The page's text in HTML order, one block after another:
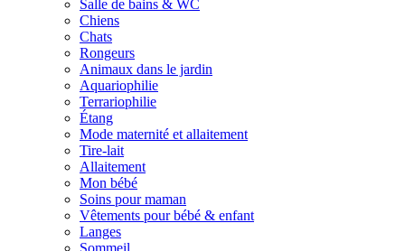
Salle de bains & WC
Chiens
Chats
Rongeurs
Animaux dans le jardin
Aquariophilie
Terrariophilie
Étang
Mode maternité et allaitement
Tire-lait
Allaitement
Mon bébé
Soins pour maman
Vêtements pour bébé & enfant
Langes
Sommeil